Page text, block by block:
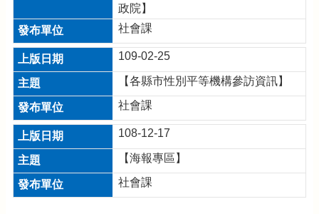
政院】
社會課
109-02-25
【各縣市性別平等機構參訪資訊】
社會課
108-12-17
【海報專區】
社會課